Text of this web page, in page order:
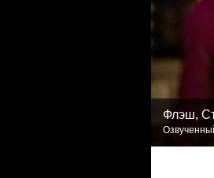
Флэш,